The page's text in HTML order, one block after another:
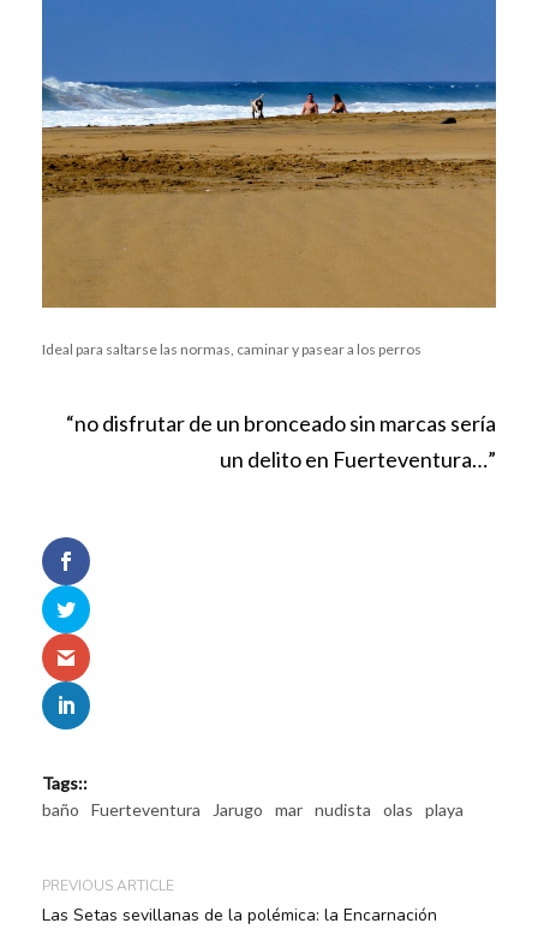
Ideal para saltarse las normas, caminar y pasear a los perros
“no disfrutar de un bronceado sin marcas sería
un delito en Fuerteventura…”
Tags::
baño
Fuerteventura Jarugo mar nudista olas playa
PREVIOUS ARTICLE
Las Setas sevillanas de la polémica: la Encarnación